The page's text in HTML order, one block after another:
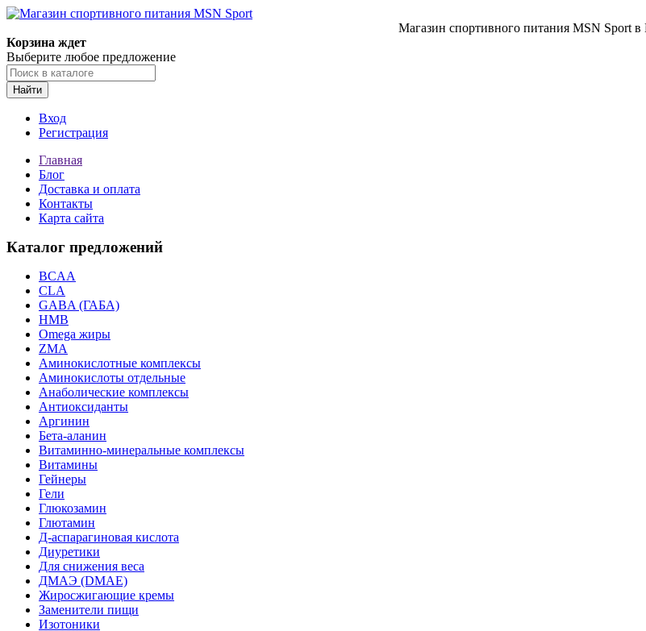
Магазин спортивного питания MSN Sport в
Корзина ждет
Выберите любое предложение
Найти
Вход
Регистрация
Главная
Блог
Доставка и оплата
Контакты
Карта сайта
Каталог предложений
BCAA
CLA
GABA (ГАБА)
HMB
Omega жиры
ZMA
Аминокислотные комплексы
Аминокислоты отдельные
Анаболические комплексы
Антиоксиданты
Аргинин
Бета-аланин
Витаминно-минеральные комплексы
Витамины
Гейнеры
Гели
Глюкозамин
Глютамин
Д-аспарагиновая кислота
Диуретики
Для снижения веса
ДМАЭ (DMAE)
Жиросжигающие кремы
Заменители пищи
Изотоники